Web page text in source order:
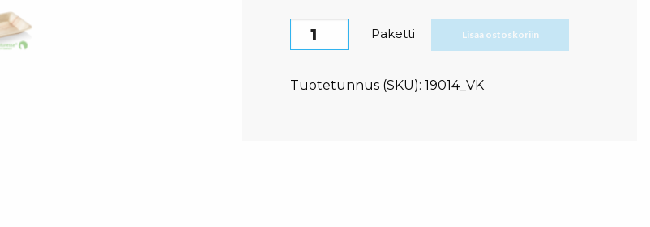
Palmulehti Suorakaide lautanen määrä
Paketti Lisää ostoskoriin
Tuotetunnus (SKU): 19014_VK